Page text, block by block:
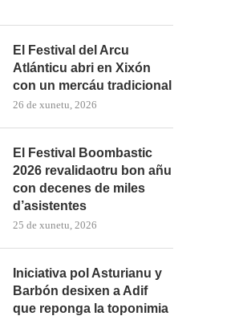
El Festival del Arcu
Atlánticu abri en Xixón
con un mercáu tradicional
26 de xunetu, 2026
El Festival Boombastic
2026 revalidaotru bon añu
con decenes de miles
d’asistentes
25 de xunetu, 2026
Iniciativa pol Asturianu y
Barbón desixen a Adif
que reponga la toponimia